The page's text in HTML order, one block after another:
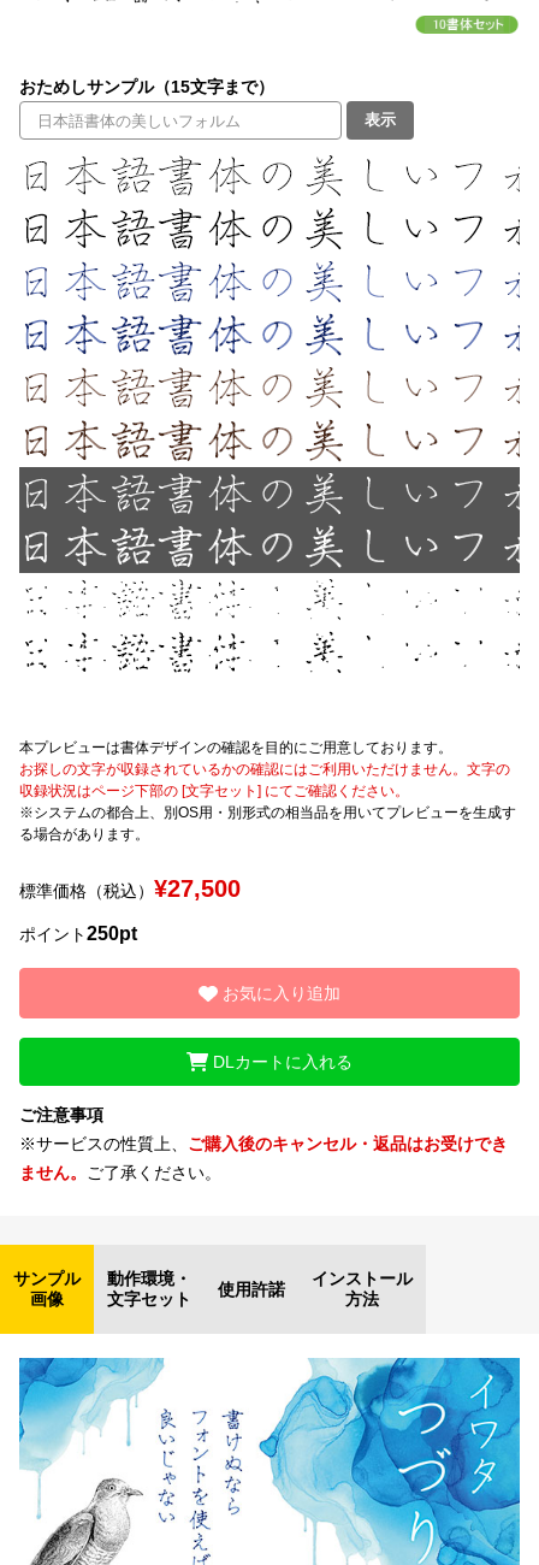
おためしサンプル（15文字まで）
表示
本プレビューは書体デザインの確認を目的にご用意しております。
お探しの文字が収録されているかの確認にはご利用いただけません。文字の
収録状況はページ下部の [文字セット] にてご確認ください。
※システムの都合上、別OS用・別形式の相当品を用いてプレビューを生成す
る場合があります。
標準価格（税込） ¥27,500
ポイント250pt
お気に入り追加
DLカートに入れる
ご注意事項
※サービスの性質上、 ご購入後のキャンセル・返品はお受けでき
ません。 ご了承ください。
サンプル
画像
動作環境・
文字セット
使用許諾
インストール
方法